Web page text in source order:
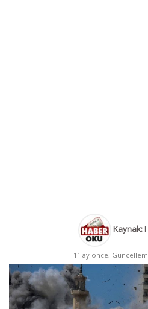
Kaynak:
11 ay önce,